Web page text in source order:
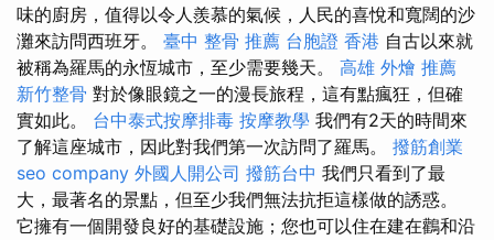
味的廚房，值得以令人羨慕的氣候，人民的喜悅和寬闊的沙
灘來訪問西班牙。 臺中 整骨 推薦 台胞證 香港 自古以來就
被稱為羅馬的永恆城市，至少需要幾天。 高雄 外燴 推薦
新竹整骨 對於像眼鏡之一的漫長旅程，這有點瘋狂，但確
實如此。 台中泰式按摩排毒 按摩教學 我們有2天的時間來
了解這座城市，因此對我們第一次訪問了羅馬。 撥筋創業
seo company 外國人開公司 撥筋台中 我們只看到了最
大，最著名的景點，但至少我們無法抗拒這樣做的誘惑。
它擁有一個開發良好的基礎設施；您也可以住在建在鸛和沿